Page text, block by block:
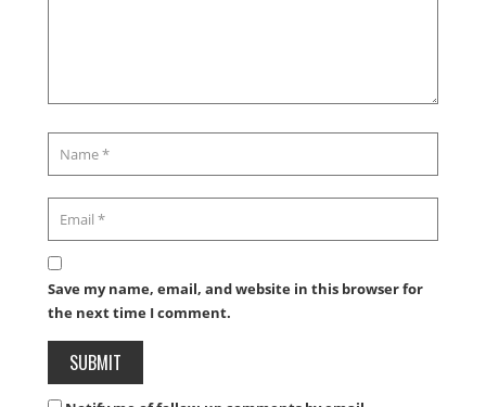
Save my name, email, and website in this browser for
the next time I comment.